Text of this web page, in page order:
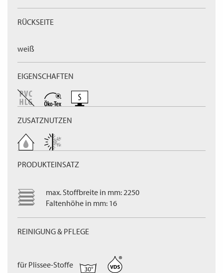
RÜCKSEITE
weiß
EIGENSCHAFTEN
ZUSATZNUTZEN
PRODUKTEINSATZ
max. Stoffbreite in mm: 2250
Faltenhöhe in mm: 16
REINIGUNG & PFLEGE
für Plissee-Stoffe